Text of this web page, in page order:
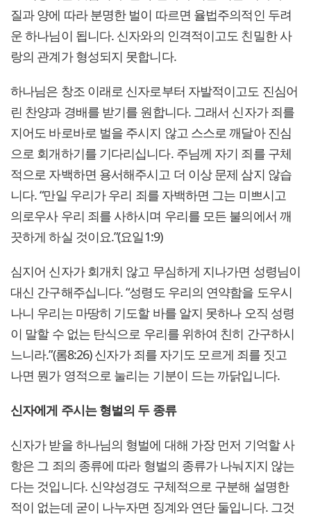
질과 양에 따라 분명한 벌이 따르면 율법주의적인 두려
운 하나님이 됩니다. 신자와의 인격적이고도 친밀한 사
랑의 관계가 형성되지 못합니다.
하나님은 창조 이래로 신자로부터 자발적이고도 진심어
린 찬양과 경배를 받기를 원합니다. 그래서 신자가 죄를
지어도 바로바로 벌을 주시지 않고 스스로 깨달아 진심
으로 회개하기를 기다리십니다. 주님께 자기 죄를 구체
적으로 자백하면 용서해주시고 더 이상 문제 삼지 않습
니다. “만일 우리가 우리 죄를 자백하면 그는 미쁘시고
의로우사 우리 죄를 사하시며 우리를 모든 불의에서 깨
끗하게 하실 것이요.”(요일1:9)
심지어 신자가 회개치 않고 무심하게 지나가면 성령님이
대신 간구해주십니다. “성령도 우리의 연약함을 도우시
나니 우리는 마땅히 기도할 바를 알지 못하나 오직 성령
이 말할 수 없는 탄식으로 우리를 위하여 친히 간구하시
느니라.”(롬8:26) 신자가 죄를 자기도 모르게 죄를 짓고
나면 뭔가 영적으로 눌리는 기분이 드는 까닭입니다.
신자에게 주시는 형벌의 두 종류
신자가 받을 하나님의 형벌에 대해 가장 먼저 기억할 사
항은 그 죄의 종류에 따라 형벌의 종류가 나눠지지 않는
다는 것입니다. 신약성경도 구체적으로 구분해 설명한
적이 없는데 굳이 나누자면 징계와 연단 둘입니다. 그것